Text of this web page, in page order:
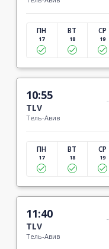
ПН
17
ВТ
18
СР
19
10:55
TLV
Тель-Авив
ПН
17
ВТ
18
СР
19
11:40
TLV
Тель-Авив